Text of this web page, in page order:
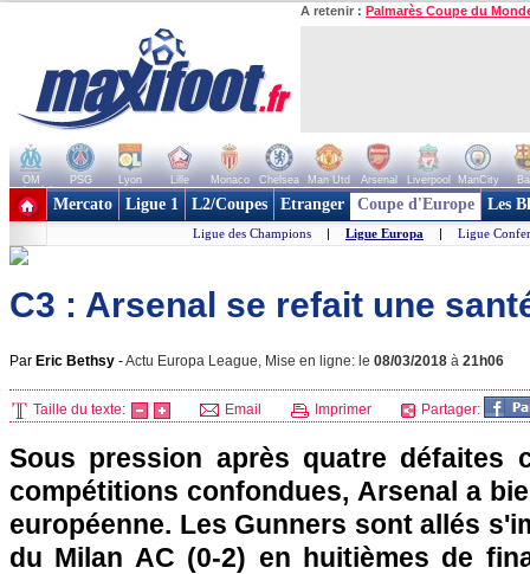
A retenir : Palmarès Coupe du
OM PSG Lyon Lille Monaco Chelsea Man Utd Arsenal Liverpool ManCity
+ de clubs
Mercato Ligue 1 L2/Coupes Etranger Coupe d'Europe Les
Ligue des Champions | Ligue Europa | Ligue
C3 : Arsenal se refait une
Par Eric Bethsy -Actu Europa League, Mise en ligne: le 08/03/2018 à 21h06
Taille du texte: Email Imprimer Partager:
Sous pression après quatre défaites
compétitions confondues, Arsenal a
européenne. Les Gunners sont allés
du Milan AC (0-2) en huitièmes de